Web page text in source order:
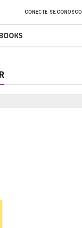
CONECTE-SE CONOSCO